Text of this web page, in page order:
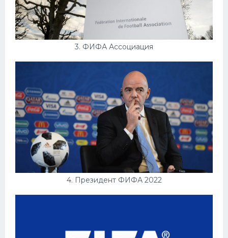
3. ФИФА Ассоциация
4. Президент ФИФА 2022